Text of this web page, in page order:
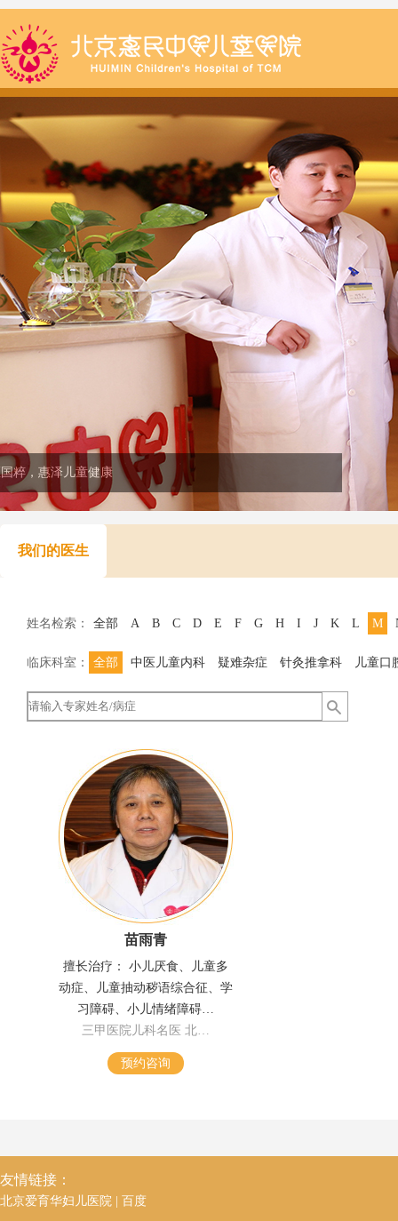
粹，惠泽儿童健康
我们的医生
姓名检索： 全部 A B C D E F G H I J K L M
临床科室： 全部 中医儿童内科 疑难杂症 针灸推拿科 儿童口
苗雨青
擅长治疗： 小儿厌食、儿童多
动症、儿童抽动秽语综合征、学
习障碍、小儿情绪障碍…
三甲医院儿科名医 北…
预约咨询
友情链接：
北京爱育华妇儿医院 百度